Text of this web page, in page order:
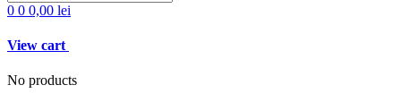
0 0 0,00 lei
View cart
No products